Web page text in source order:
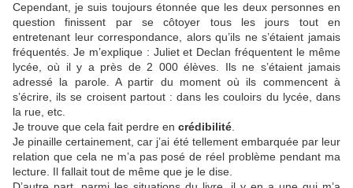
Cependant, je suis toujours étonnée que les deux personnes en
question finissent par se côtoyer tous les jours tout en
entretenant leur correspondance, alors qu’ils ne s’étaient jamais
fréquentés. Je m’explique : Juliet et Declan fréquentent le même
lycée, où il y a près de 2 000 élèves. Ils ne s’étaient jamais
adressé la parole. A partir du moment où ils commencent à
s’écrire, ils se croisent partout : dans les couloirs du lycée, dans
la rue, etc.
Je trouve que cela fait perdre en crédibilité
Je pinaille certainement, car j’ai été tellement embarquée par leur
relation que cela ne m’a pas posé de réel problème pendant ma
lecture. Il fallait tout de même que je le dise.